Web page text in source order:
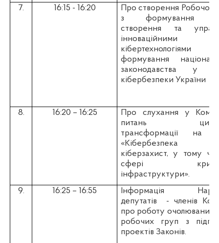
7.
16:15 - 16:20
Про створення Робочої
з формування
створення та
інноваційними
формування
законодавства у
кібербезпеки України
8. 16:20 – 16:25
Про слухання у
питань
трансформації на
кіберзахист, у тому
сфері
інфраструктури».
9.
16:25 – 16:55
Інформація
депутатів
- членів
про роботу очолюваних
робочих груп з
проектів Законів.